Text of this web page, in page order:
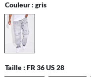
Couleur : gris
Taille : FR 36 US 28